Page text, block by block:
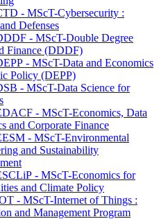
- MScT-Cybersecurity :
Defenses
- MScT-Double Degree
Finance (DDDF)
- MScT-Data and Economics
Policy (DEPP)
- MScT-Data Science for
- MScT-Economics, Data
and Corporate Finance
- MScT-Environmental
and Sustainability
- MScT-Economics for
and Climate Policy
- MScT-Internet of Things :
and Management Program